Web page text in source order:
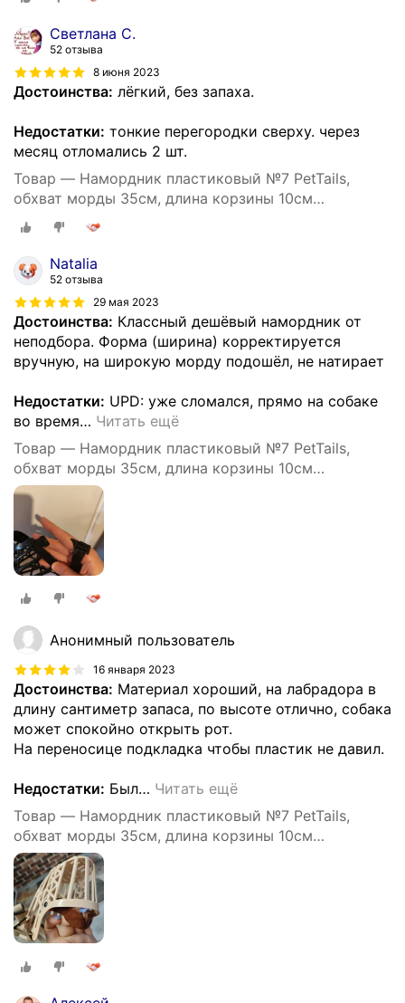
Светлана С.
52 отзыва
8 июня 2023
Достоинства: лёгкий, без запаха.
Недостатки: тонкие перегородки сверху. через
месяц отломались 2 шт.
Товар — Намордник пластиковый №7 PetTails,
обхват морды 35см, длина корзины 10см
(ньюфаундленд)
Natalia
52 отзыва
29 мая 2023
Достоинства: Классный дешёвый намордник от
неподбора. Форма (ширина) корректируется
вручную, на широкую морду подошёл, не натирает
Недостатки: UPD: уже сломался, прямо на собаке
во время… Читать ещё
Товар — Намордник пластиковый №7 PetTails,
обхват морды 35см, длина корзины 10см
(ньюфаундленд)
Анонимный пользователь
16 января 2023
Достоинства: Материал хороший, на лабрадора в
длину сантиметр запаса, по высоте отлично, собака
может спокойно открыть рот.
На переносице подкладка чтобы пластик не давил.
Недостатки: Был… Читать ещё
Товар — Намордник пластиковый №7 PetTails,
обхват морды 35см, длина корзины 10см
(ньюфаундленд)